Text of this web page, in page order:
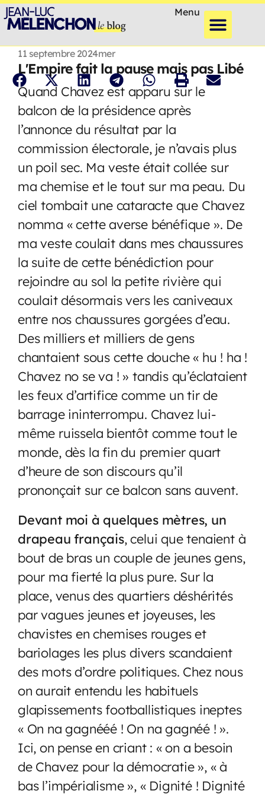
Menu
11 septembre 2024mer
L'Empire fait la pause mais pas Libé
Quand Chavez est apparu sur le
balcon de la présidence après
l’annonce du résultat par la
commission électorale, je n’avais plus
un poil sec. Ma veste était collée sur
ma chemise et le tout sur ma peau. Du
ciel tombait une cataracte que Chavez
nomma « cette averse bénéfique ». De
ma veste coulait dans mes chaussures
la suite de cette bénédiction pour
rejoindre au sol la petite rivière qui
coulait désormais vers les caniveaux
entre nos chaussures gorgées d’eau.
Des milliers et milliers de gens
chantaient sous cette douche « hu ! ha !
Chavez no se va ! » tandis qu’éclataient
les feux d’artifice comme un tir de
barrage ininterrompu. Chavez lui-
même ruissela bientôt comme tout le
monde, dès la fin du premier quart
d’heure de son discours qu’il
prononçait sur ce balcon sans auvent.
Devant moi à quelques mètres, un
drapeau français, celui que tenaient à
bout de bras un couple de jeunes gens,
pour ma fierté la plus pure. Sur la
place, venus des quartiers déshérités
par vagues jeunes et joyeuses, les
chavistes en chemises rouges et
bariolages les plus divers scandaient
des mots d’ordre politiques. Chez nous
on aurait entendu les habituels
glapissements footballistiques ineptes
« On na gagnééé ! On na gagnéé ! ».
Ici, on pense en criant : « on a besoin
de Chavez pour la démocratie », « à
bas l’impérialisme », « Dignité ! Dignité